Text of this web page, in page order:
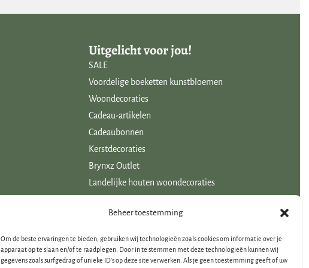
Beheer toestemming
Om de beste ervaringen te bieden, gebruiken wij technologieën zoals cookies om informatie over je
apparaat op te slaan en/of te raadplegen. Door in te stemmen met deze technologieën kunnen wij
gegevens zoals surfgedrag of unieke ID's op deze site verwerken. Als je geen toestemming geeft of uw
Uitgelicht voor jou!
SALE
Voordelige boeketten kunstbloemen
Woondecoraties
Cadeau-artikelen
Cadeaubonnen
Kerstdecoraties
Brynxz Outlet
Landelijke houten woondecoraties